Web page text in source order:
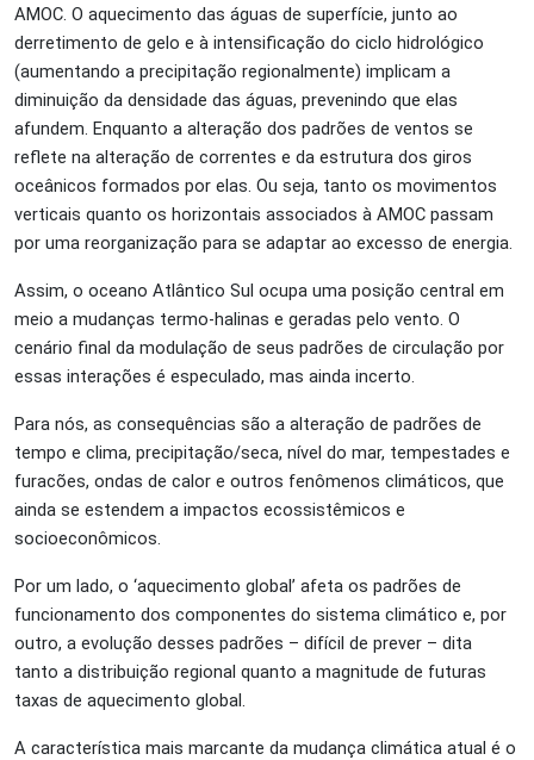
AMOC. O aquecimento das águas de superfície, junto ao
derretimento de gelo e à intensificação do ciclo hidrológico
(aumentando a precipitação regionalmente) implicam a
diminuição da densidade das águas, prevenindo que elas
afundem. Enquanto a alteração dos padrões de ventos se
reflete na alteração de correntes e da estrutura dos giros
oceânicos formados por elas. Ou seja, tanto os movimentos
verticais quanto os horizontais associados à AMOC passam
por uma reorganização para se adaptar ao excesso de energia.
Assim, o oceano Atlântico Sul ocupa uma posição central em
meio a mudanças termo-halinas e geradas pelo vento. O
cenário final da modulação de seus padrões de circulação por
essas interações é especulado, mas ainda incerto.
Para nós, as consequências são a alteração de padrões de
tempo e clima, precipitação/seca, nível do mar, tempestades e
furacões, ondas de calor e outros fenômenos climáticos, que
ainda se estendem a impactos ecossistêmicos e
socioeconômicos.
Por um lado, o ‘aquecimento global’ afeta os padrões de
funcionamento dos componentes do sistema climático e, por
outro, a evolução desses padrões – difícil de prever – dita
tanto a distribuição regional quanto a magnitude de futuras
taxas de aquecimento global.
A característica mais marcante da mudança climática atual é o